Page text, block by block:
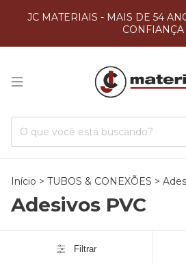
JC MATERIAIS - MAIS DE 54
CONFIANÇA
Início > TUBOS & CONEXÕES >
Adesivos PVC
Filtrar